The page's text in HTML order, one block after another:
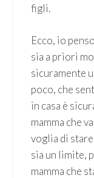
figli.
Ecco, io
sia a priori
sicuramente
poco, che
in casa è
mamma che
voglia di
sia un limite,
mamma che